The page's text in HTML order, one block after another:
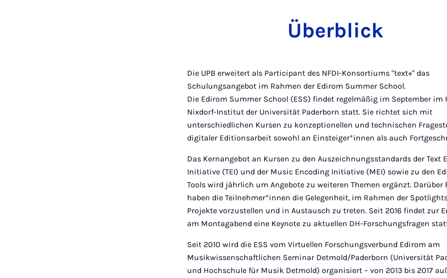
Überblick
Die UPB erweitert als Participant des NFDI-Konsortiums "text+" das
Schulungsangebot im Rahmen der Edirom Summer School.
Die Edirom Summer School (ESS) findet regelmäßig im September im
Nixdorf-Institut der Universität Paderborn statt. Sie richtet sich mit
unterschiedlichen Kursen zu konzeptionellen und technischen
digitaler Editionsarbeit sowohl an Einsteiger*innen als auch
Das Kernangebot an Kursen zu den Auszeichnungsstandards der Text
Initiative (TEI) und der Music Encoding Initiative (MEI) sowie zu den
Tools wird jährlich um Angebote zu weiteren Themen ergänzt. Darüber
haben die Teilnehmer*innen die Gelegenheit, im Rahmen der
Projekte vorzustellen und in Austausch zu treten. Seit 2016 findet zur
am Montagabend eine Keynote zu aktuellen DH-Forschungsfragen
Seit 2010 wird die ESS vom Virtuellen Forschungsverbund Edirom am
Musikwissenschaftlichen Seminar Detmold/Paderborn (Universität
und Hochschule für Musik Detmold) organisiert – von 2013 bis 2017